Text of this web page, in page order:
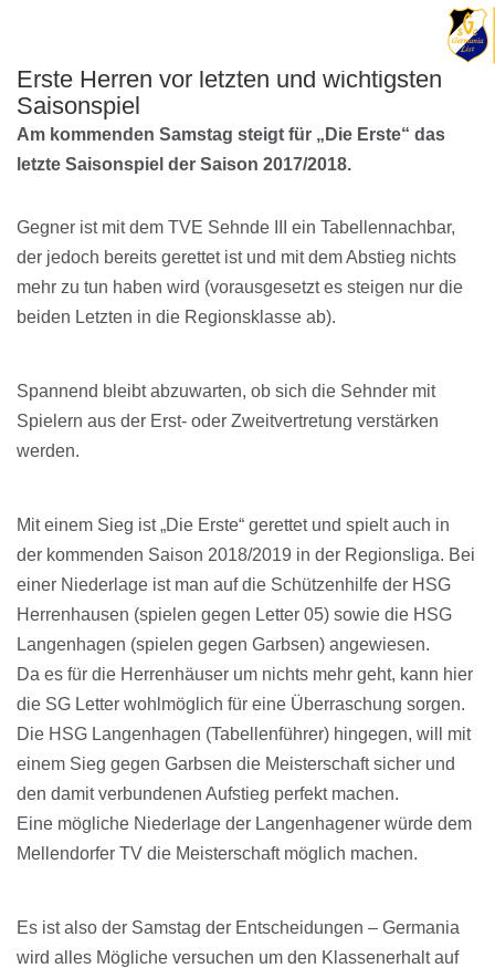
Erste Herren vor letzten und wichtigsten
Saisonspiel
Am kommenden Samstag steigt für „Die Erste“ das
letzte Saisonspiel der Saison 2017/2018.
Gegner ist mit dem TVE Sehnde III ein Tabellennachbar,
der jedoch bereits gerettet ist und mit dem Abstieg nichts
mehr zu tun haben wird (vorausgesetzt es steigen nur die
beiden Letzten in die Regionsklasse ab).
Spannend bleibt abzuwarten, ob sich die Sehnder mit
Spielern aus der Erst- oder Zweitvertretung verstärken
werden.
Mit einem Sieg ist „Die Erste“ gerettet und spielt auch in
der kommenden Saison 2018/2019 in der Regionsliga. Bei
einer Niederlage ist man auf die Schützenhilfe der HSG
Herrenhausen (spielen gegen Letter 05) sowie die HSG
Langenhagen (spielen gegen Garbsen) angewiesen.
Da es für die Herrenhäuser um nichts mehr geht, kann hier
die SG Letter wohlmöglich für eine Überraschung sorgen.
Die HSG Langenhagen (Tabellenführer) hingegen, will mit
einem Sieg gegen Garbsen die Meisterschaft sicher und
den damit verbundenen Aufstieg perfekt machen.
Eine mögliche Niederlage der Langenhagener würde dem
Mellendorfer TV die Meisterschaft möglich machen.
Es ist also der Samstag der Entscheidungen – Germania
wird alles Mögliche versuchen um den Klassenerhalt auf